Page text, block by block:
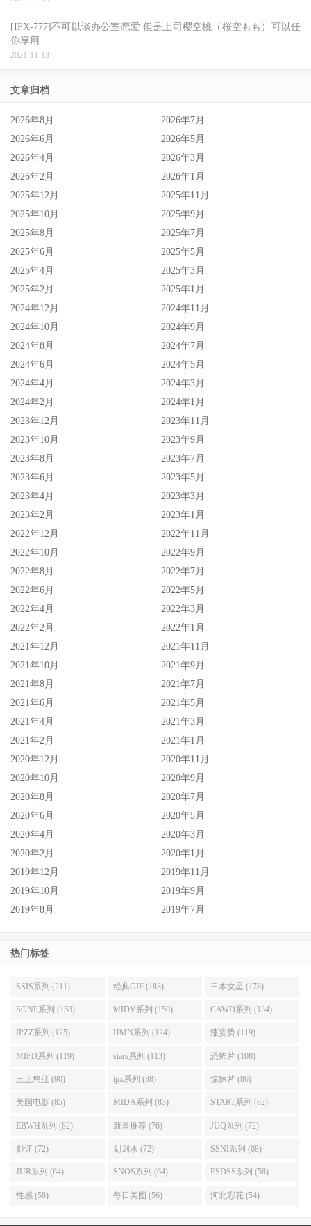
但，真的就是把西宫ゆめ(西宫梦)Call过来然后乱搞12小时
就可以了吗？片子有这么好拍吗？
很多练习，不然上场一定很乱，不是你让我我让你大家僵在
那边就是大家抢作一团变车祸现场，所以导演的存在非常重
[IPX-777]不可以谈办公室恋爱 但是上司樱空桃（桜空もも）可以任
你享用
2021-11-13
文章归档
2026年8月
2026年7月
2026年6月
2026年5月
2026年4月
2026年3月
2026年2月
2026年1月
2025年12月
2025年11月
2025年10月
2025年9月
2025年8月
2025年7月
2025年6月
2025年5月
2025年4月
2025年3月
2025年2月
2025年1月
2024年12月
2024年11月
2024年10月
2024年9月
2024年8月
2024年7月
2024年6月
2024年5月
2024年4月
2024年3月
2024年2月
2024年1月
2023年12月
2023年11月
2023年10月
2023年9月
2023年8月
2023年7月
2023年6月
2023年5月
2023年4月
2023年3月
2023年2月
2023年1月
2022年12月
2022年11月
2022年10月
2022年9月
2022年8月
2022年7月
2022年6月
2022年5月
2022年4月
2022年3月
2022年2月
2022年1月
2021年12月
2021年11月
2021年10月
2021年9月
2021年8月
2021年7月
2021年6月
2021年5月
2021年4月
2021年3月
2021年2月
2021年1月
2020年12月
2020年11月
2020年10月
2020年9月
2020年8月
2020年7月
2020年6月
2020年5月
2020年4月
2020年3月
2020年2月
2020年1月
2019年12月
2019年11月
2019年10月
2019年9月
2019年8月
2019年7月
热门标签
SSIS系列 (211) 经典GIF (183) 日本女星 (178)
SONE系列 (158) MIDV系列 (150) CAWD系列 (134)
IPZZ系列 (125) HMN系列 (124) 涨姿势 (119)
MIFD系列 (119) stars系列 (113) 恐怖片 (108)
三上悠亚 (90) ipx系列 (88) 惊悚片 (86)
美国电影 (85) MIDA系列 (83) START系列 (82)
EBWH系列 (82) 新番推荐 (76) JUQ系列 (72)
影评 (72) 划划水 (72) SSNI系列 (68)
JUR系列 (64) SNOS系列 (64) FSDSS系列 (58)
性感 (58) 每日美图 (56) 河北彩花 (54)